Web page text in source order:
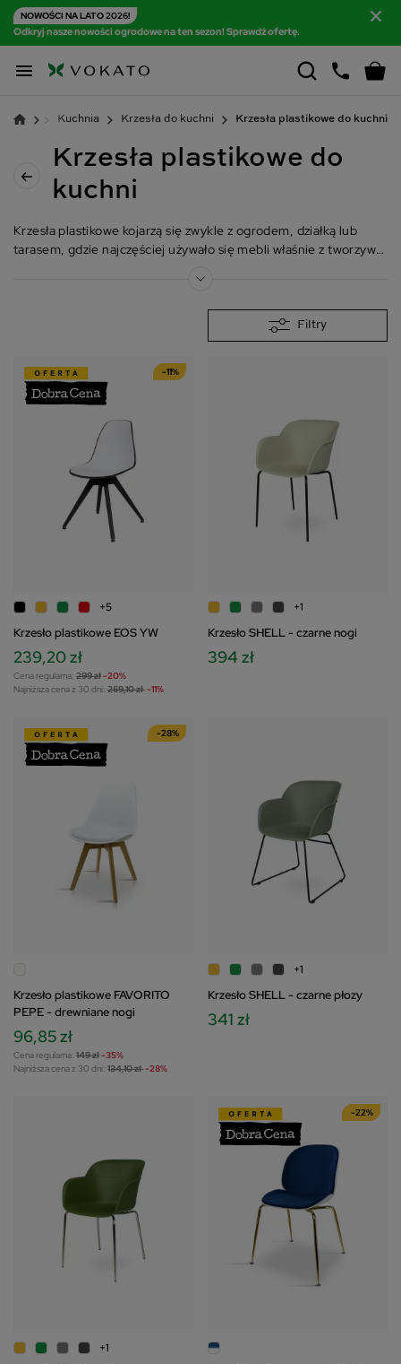
NOWOŚCI NA LATO 2026!
Odkryj nasze nowości ogrodowe na ten sezon! Sprawdź ofertę.

Kuchnia Krzesła do kuchni Krzesła plastikowe do kuchni
Krzesła plastikowe do
kuchni
Krzesła plastikowe kojarzą się zwykle z ogrodem, działką lub
tarasem, gdzie najczęściej używało się mebli właśnie z tworzywa
można spotkać we wnętrzach, szczególnie kuchni i jadalni.
Charakteryzują się designem nie gorszym, niż ten, jaki posiadają
krzesła z drewna, metalu, rattanu czy innych materiałów. A już
na pewno górują nad nimi jeśli chodzi o kolorystykę. Trudno o
bardziej zróżnicowane kolorystycznie krzesła, niż właśnie te
wykonane z plastiku.
Filtry
-11%
+5
Krzesło plastikowe EOS YW
239,20 zł
Cena regularna: 299 zł-20%
Najniższa cena z 30 dni: 269,10 zł-11%
+1
Krzesło SHELL - czarne nogi
394 zł
-28%
Krzesło plastikowe FAVORITO
PEPE - drewniane nogi
96,85 zł
Cena regularna: 149 zł-35%
Najniższa cena z 30 dni: 134,10 zł-28%
+1
Krzesło SHELL - czarne płozy
341 zł
+1
-22%